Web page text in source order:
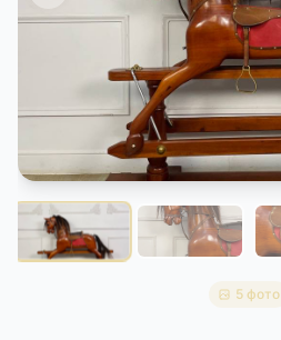
КОНТАКТЫ
ДОСТАВКА И ОПЛАТА
5 фото